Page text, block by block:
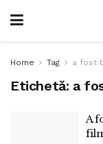
Home Tag a fost
Etichetă: a
A